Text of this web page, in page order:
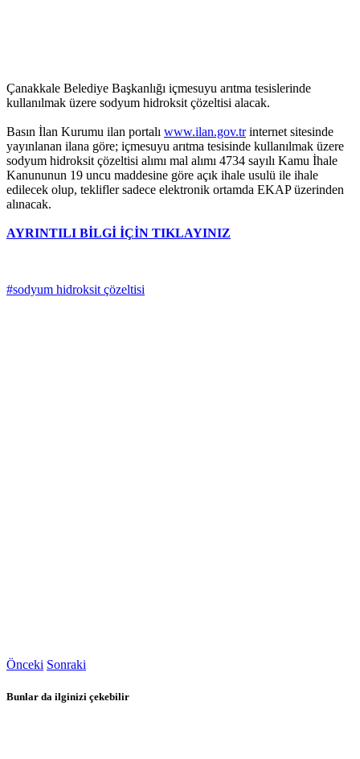
Çanakkale Belediye Başkanlığı içmesuyu arıtma tesislerinde
kullanılmak üzere sodyum hidroksit çözeltisi alacak.
Basın İlan Kurumu ilan portalı www.ilan.gov.trinternet sitesinde
yayınlanan ilana göre; içmesuyu arıtma tesisinde kullanılmak üzere
sodyum hidroksit çözeltisi alımı mal alımı 4734 sayılı Kamu İhale
Kanununun 19 uncu maddesine göre açık ihale usulü ile ihale
edilecek olup, teklifler sadece elektronik ortamda EKAP üzerinden
alınacak.
AYRINTILI BİLGİ İÇİN TIKLAYINIZ
#sodyum hidroksit çözeltisi
Önceki Sonraki
Bunlar da ilginizi çekebilir